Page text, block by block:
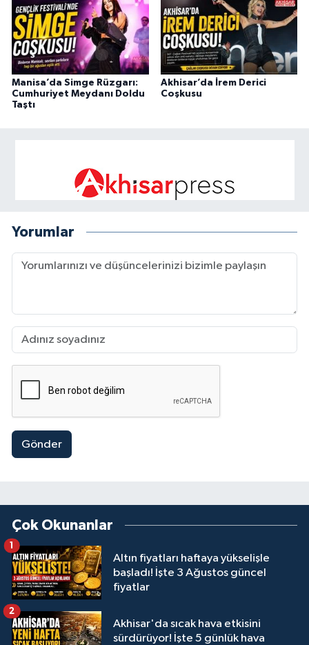
Manisa’da Simge Rüzgarı:
Cumhuriyet Meydanı Doldu
Taştı
Akhisar’da İrem Derici
Coşkusu
Yorumlar
Gönder
Çok Okunanlar
Altın fiyatları haftaya yükselişle
başladı! İşte 3 Ağustos güncel
fiyatlar
1
Akhisar'da sıcak hava etkisini
sürdürüyor! İşte 5 günlük hava
2